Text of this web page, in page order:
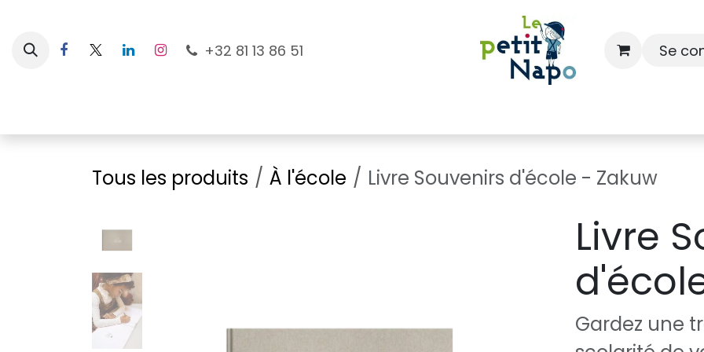
+32 81 13 86 51 Se
Tous les produits À l'école Livre Souvenirs d'école - Zakuw
Livre
Gardez une